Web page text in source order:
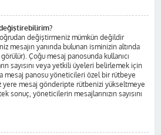
değiştirmeniz mümkün değildir
mesajın yanında bulunan isminizin altında
Çoğu mesaj panosunda kullanıcı
sayısını veya yetkili üyeleri belirlemek için
mesaj panosu yöneticileri özel bir rütbeye
yere mesaj gönderipte rütbenizi yükseltmeye
sonuç, yöneticilerin mesajlarınızın sayısını